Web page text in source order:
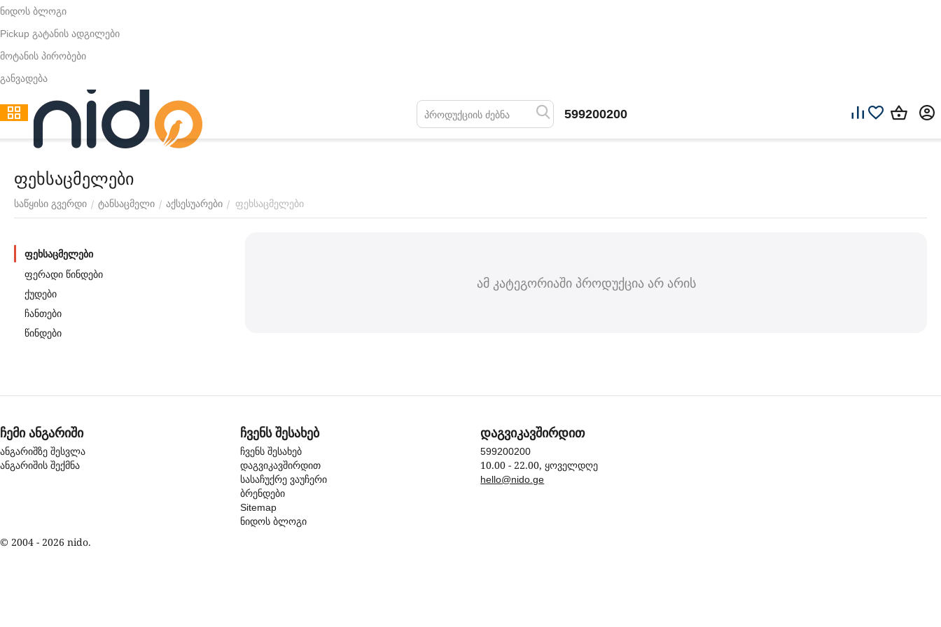
ნიდოს ბლოგი
Pickup გატანის ადგილები
მოტანის პირობები
განვადება
599200200
ფეხსაცმელები
საწყისი გვერდი / ტანსაცმელი / აქსესუარები / ფეხსაცმელები
ამ კატეგორიაში პროდუქცია არ არის
ფეხსაცმელები
ფერადი წინდები
ქუდები
ჩანთები
წინდები
ჩემი ანგარიში
ანგარიშზე შესვლა
ანგარიშის შექმნა
ჩვენს შესახებ
ჩვენს შესახებ
დაგვიკავშირდით
სასაჩუქრე ვაუჩერი
ბრენდები
Sitemap
ნიდოს ბლოგი
დაგვიკავშირდით
599200200
10.00 - 22.00, ყოველდღე
hello@nido.ge
© 2004 - 2026 nido.